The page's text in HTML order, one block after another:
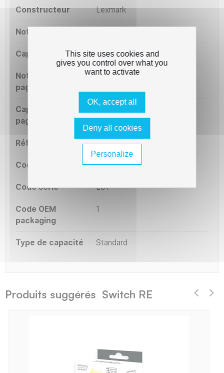
Constructeur Lexmark
Notre capacité ml
Capacité OEM ml 10 ml
Notre capacité
pages
125 pages
Capacité OEM
pages
125 pages
Référence OEM 18CX781
Code court L01
Code série L01
Code OEM
packaging
1
Type de capacité Standard
Produits suggérés Switch RE
This site uses cookies and
gives you control over what you
want to activate
OK, accept all
Deny all cookies
Personalize